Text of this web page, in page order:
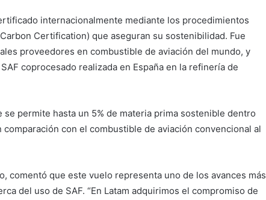
internacionalmente mediante los procedimientos
Certification) que aseguran su sostenibilidad. Fue
proveedores en combustible de aviación del mundo, y
coprocesado realizada en España en la refinería de
se permite hasta un 5% de materia prima sostenible dentro
con el combustible de aviación convencional al
comentó que este vuelo representa uno de los avances más
del uso de SAF. “En Latam adquirimos el compromiso de